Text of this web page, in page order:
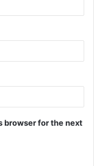
browser for the next